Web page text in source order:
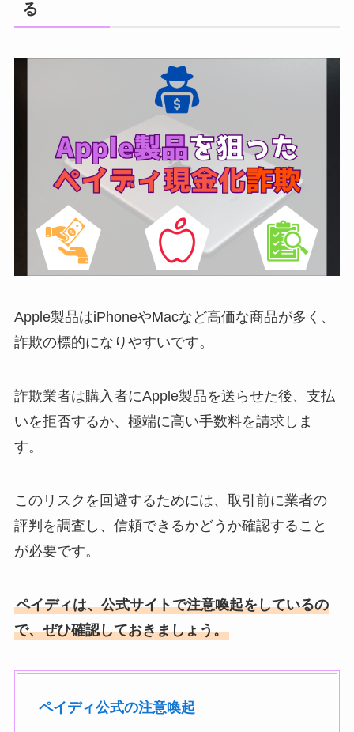
る
Apple製品はiPhoneやMacなど高価な商品が多く、
詐欺の標的になりやすいです。
詐欺業者は購入者にApple製品を送らせた後、支払
いを拒否するか、極端に高い手数料を請求しま
す。
このリスクを回避するためには、取引前に業者の
評判を調査し、信頼できるかどうか確認すること
が必要です。
ペイディは、公式サイトで注意喚起をしているの
で、ぜひ確認しておきましょう。
ペイディ公式の注意喚起